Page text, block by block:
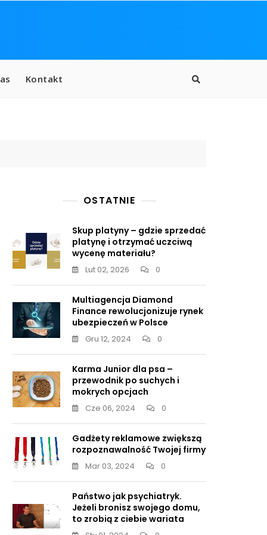
Kontakt
OSTATNIE
Skup platyny – gdzie sprzedać
platynę i otrzymać uczciwą
wycenę materiału?
Lut 02, 2026 0
Multiagencja Diamond
Finance rewolucjonizuje rynek
ubezpieczeń w Polsce
Gru 12, 2024 0
Karma Junior dla psa –
przewodnik po suchych i
mokrych opcjach
Cze 06, 2024 0
Gadżety reklamowe zwiększą
rozpoznawalność Twojej firmy
Mar 03, 2024 0
Państwo jak psychiatryk.
Jeżeli bronisz swojego domu,
to zrobią z ciebie wariata